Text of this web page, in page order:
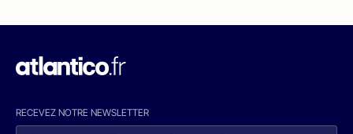
RECEVEZ NOTRE NEWSLETTER